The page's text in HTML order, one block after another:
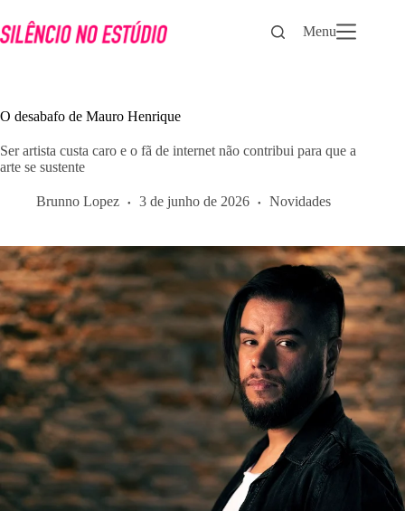
para
o
Menu
O desabafo de Mauro Henrique
Ser artista custa caro e o fã de internet não contribui para que a
arte se sustente
Brunno Lopez 3 de junho de 2026 Novidades